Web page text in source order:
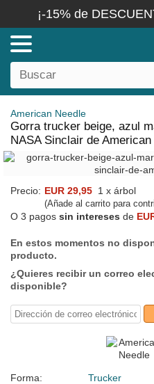
¡-15% de
American Needle
Gorra trucker beige, azul
NASA Sinclair de
Precio: EUR 29,95 1 x árbol
(Añade al carrito para
O 3 pagos sin intereses de
En estos momentos no
producto.
¿Quieres recibir un correo
disponible?
Forma:
Trucker